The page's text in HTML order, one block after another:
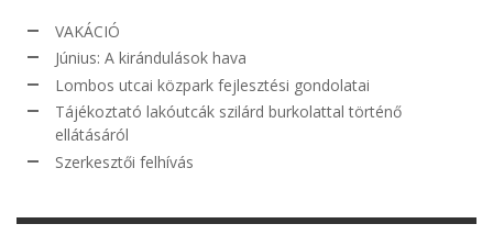
VAKÁCIÓ
Június: A kirándulások hava
Lombos utcai közpark fejlesztési gondolatai
Tájékoztató lakóutcák szilárd burkolattal történő
ellátásáról
Szerkesztői felhívás